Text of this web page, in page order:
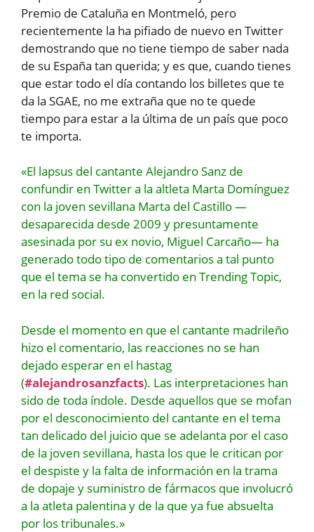
Premio de Cataluña en Montmeló, pero
recientemente la ha pifiado de nuevo en Twitter
demostrando que no tiene tiempo de saber nada
de su España tan querida; y es que, cuando tienes
que estar todo el día contando los billetes que te
da la SGAE, no me extraña que no te quede
tiempo para estar a la última de un país que poco
te importa.
«El lapsus del cantante Alejandro Sanz de
confundir en Twitter a la altleta Marta Domínguez
con la joven sevillana Marta del Castillo —
desaparecida desde 2009 y presuntamente
asesinada por su ex novio, Miguel Carcaño— ha
generado todo tipo de comentarios a tal punto
que el tema se ha convertido en Trending Topic,
en la red social.
Desde el momento en que el cantante madrileño
hizo el comentario, las reacciones no se han
dejado esperar en el hastag
(#alejandrosanzfacts). Las interpretaciones han
sido de toda índole. Desde aquellos que se mofan
por el desconocimiento del cantante en el tema
tan delicado del juicio que se adelanta por el caso
de la joven sevillana, hasta los que le critican por
el despiste y la falta de información en la trama
de dopaje y suministro de fármacos que involucró
a la atleta palentina y de la que ya fue absuelta
por los tribunales.»